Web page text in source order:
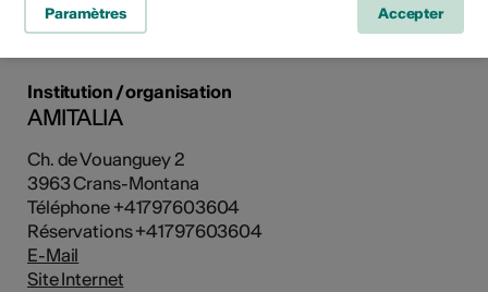
Institution / organisation
AMITALIA
Ch. de Vouanguey 2
3963 Crans-Montana
Téléphone +41797603604
Réservations +41797603604
E-Mail
Site Internet
Paramètres Accepter